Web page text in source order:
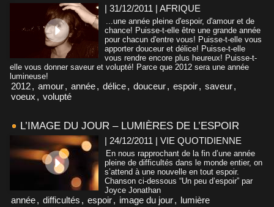
| 31/12/2011 | AFRIQUE
...une année pleine d'espoir, d'amour et de
chance! Puisse-t-elle être une grande année
pour chacun d'entre vous! Puisse-t-elle vous
apporter douceur et délice! Puisse-t-elle
vous rendre encore plus heureux! Puisse-t-
elle vous donner saveur et volupté! Parce que 2012 sera une année
lumineuse!
2012, amour, année, délice, douceur, espoir, saveur,
voeux , volupté
L’IMAGE DU JOUR – LUMIÈRES DE L’ESPOIR
| 24/12/2011 | VIE QUOTIDIENNE
En nous rapprochant de la fin d’une année
pleine de difficultés dans le monde entier, on
s’attend à une nouvelle en tout espoir.
Chanson ci-dessous “Un peu d’espoir” par
Joyce Jonathan
année, difficultés , espoir, image du jour, lumière